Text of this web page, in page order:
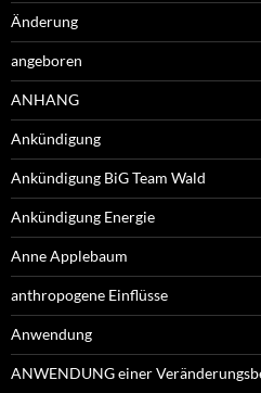
Änderung
angeboren
ANHANG
Ankündigung
Ankündigung BiG Team Wald
Ankündigung Energie
Anne Applebaum
anthropogene Einflüsse
Anwendung
ANWENDUNG einer